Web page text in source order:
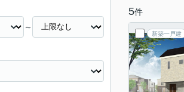
5件
新築一戸建
～